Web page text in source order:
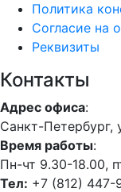
Политика
Согласие на
Реквизиты
Контакты
Адрес офиса:
Санкт-Петербург,
Время работы:
Пн-чт 9.30-18.00,
Тел: +7 (812) 447-